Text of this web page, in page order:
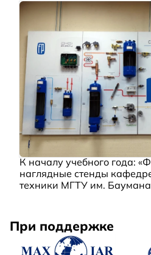
К началу учебного года:
наглядные стенды
техники МГТУ им. Баумана
При поддержке